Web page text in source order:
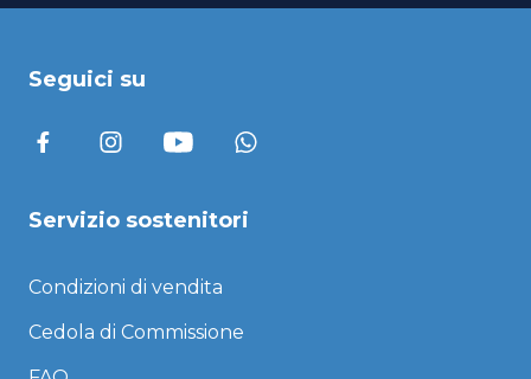
Seguici su
Servizio sostenitori
Condizioni di vendita
Cedola di Commissione